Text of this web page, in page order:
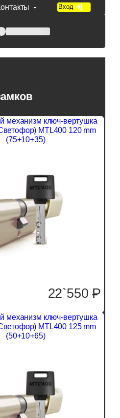
Вход
механизм ключ-вертушка
MTL400 120 mm
(75+10+35)
22`550P
механизм ключ-вертушка
MTL400 125 mm
(50+10+65)